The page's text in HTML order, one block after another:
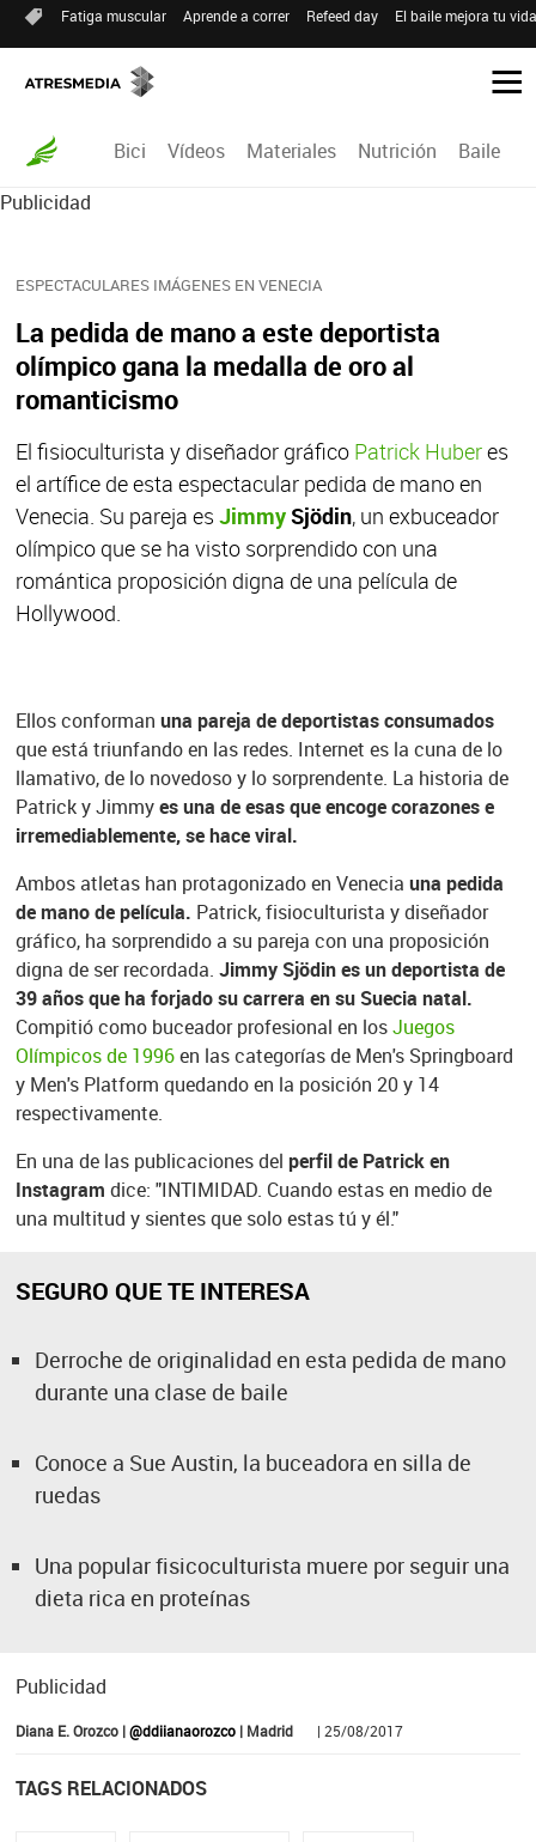
Fatiga muscular Aprende a correr Refeed day El baile mejora tu
Bici Vídeos Materiales Nutrición Baile
Publicidad
ESPECTACULARES IMÁGENES EN VENECIA
La pedida de mano a este deportista
olímpico gana la medalla de oro al
romanticismo
El fisioculturista y diseñador gráfico Patrick Huberes
el artífice de esta espectacular pedida de mano en
Venecia. Su pareja es JimmySjödin, un exbuceador
olímpico que se ha visto sorprendido con una
romántica proposición digna de una película de
Hollywood.
Ellos conforman una pareja de deportistas consumados
que está triunfando en las redes. Internet es la cuna de lo
llamativo, de lo novedoso y lo sorprendente. La historia de
Patrick y Jimmyes una de esas que encoge corazones e
irremediablemente, se hace viral.
Ambos atletas han protagonizado en Venecia una pedida
de mano de película. Patrick, fisioculturista y diseñador
gráfico, ha sorprendido a su pareja con una proposición
digna de ser recordada. Jimmy Sjödin es un deportista de
39 años que ha forjado su carrera en su Suecia natal.
Compitió como buceador profesional en losJuegos
Olímpicos de 1996en las categorías de Men's Springboard
y Men's Platform quedando en la posición 20 y 14
respectivamente.
En una de las publicaciones del perfil de Patrick en
Instagram dice: "INTIMIDAD. Cuando estas en medio de
una multitud y sientes que solo estas tú y él."
SEGURO QUE TE INTERESA
Derroche de originalidad en esta pedida de mano
durante una clase de baile
Conoce a Sue Austin, la buceadora en silla de
ruedas
Una popular fisicoculturista muere por seguir una
dieta rica en proteínas
Publicidad
Diana E. Orozco |@ddiianaorozco| Madrid | 25/08/2017
TAGS RELACIONADOS